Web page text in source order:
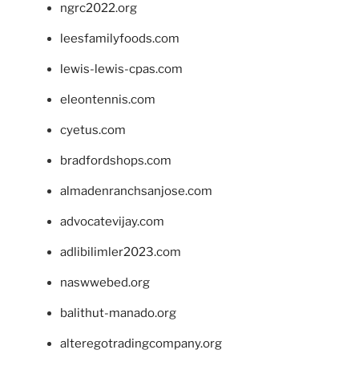
ngrc2022.org
leesfamilyfoods.com
lewis-lewis-cpas.com
eleontennis.com
cyetus.com
bradfordshops.com
almadenranchsanjose.com
advocatevijay.com
adlibilimler2023.com
naswwebed.org
balithut-manado.org
alteregotradingcompany.org